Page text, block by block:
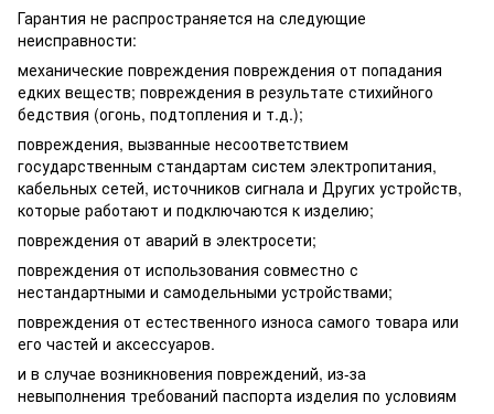
Гарантия не распространяется на следующие
неисправности:
механические повреждения повреждения от попадания
едких веществ; повреждения в результате стихийного
бедствия (огонь, подтопления и т.д.);
повреждения, вызванные несоответствием
государственным стандартам систем электропитания,
кабельных сетей, источников сигнала и Других устройств,
которые работают и подключаются к изделию;
повреждения от аварий в электросети;
повреждения от использования совместно с
нестандартными и самодельными устройствами;
повреждения от естественного износа самого товара или
его частей и аксессуаров.
и в случае возникновения повреждений, из-за
невыполнения требований паспорта изделия по условиям